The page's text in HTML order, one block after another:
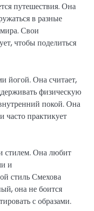
путешествия. Она
в разные
Свои
чтобы поделиться
йогой. Она считает,
физическую
покой. Она
часто практикует
стилем. Она любит
и
стиль Смехова
она не боится
с образами.